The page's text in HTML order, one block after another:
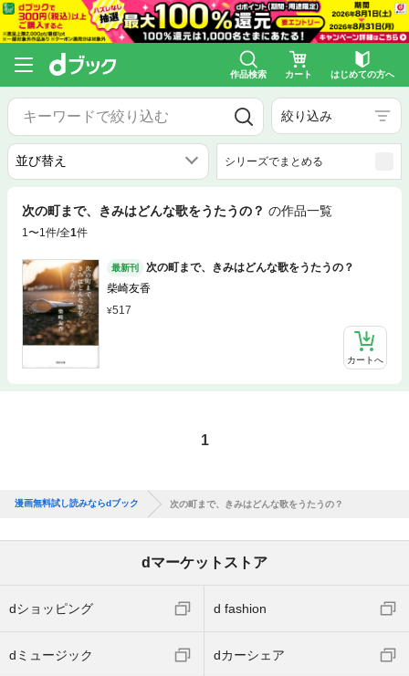
作品検索 カート はじめての方へ
絞り込み
シリーズでまとめる
次の町まで、きみはどんな歌をうたうの？ の作品一覧
1〜1件/全1件
最新刊
次の町まで、きみはどんな歌をうたうの？
柴崎友香
517
カートへ
1
漫画無料試し読みならdブック 次の町まで、きみはどんな歌をうたうの？
dマーケットストア
dショッピング d fashion
dミュージック dカーシェア